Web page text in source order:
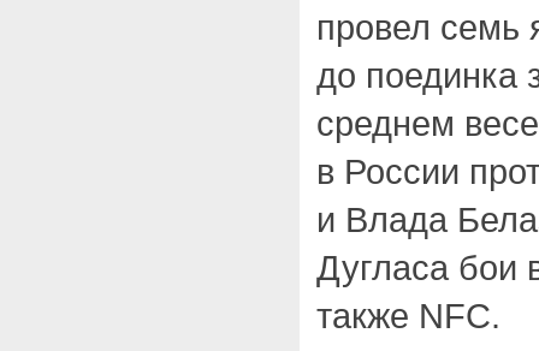
провел семь
до поединка
среднем
в России
и Влада
Дугласа бои
также NFC.